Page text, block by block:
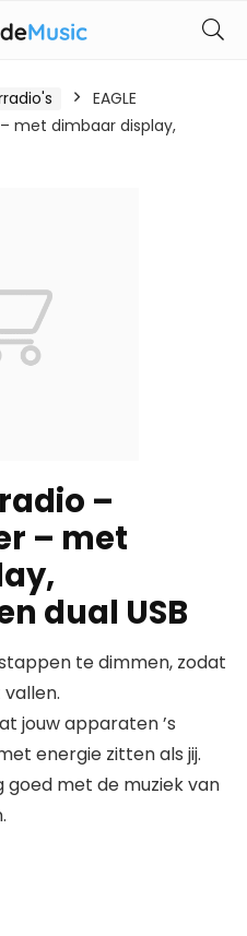
EAGLE
met dimbaar display,
–
– met
dual USB
te dimmen, zodat
jouw apparaten ’s
energie zitten als jij.
goed met de muziek van